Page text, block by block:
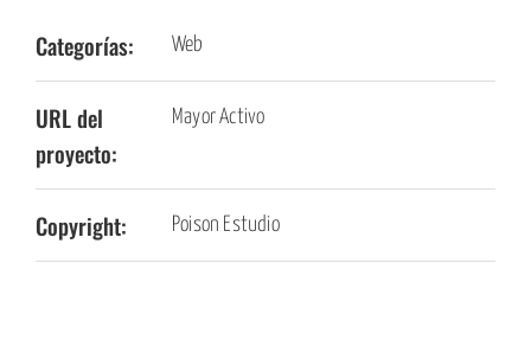
Categorías: Web
URL del
proyecto:
Mayor Activo
Copyright: Poison Estudio